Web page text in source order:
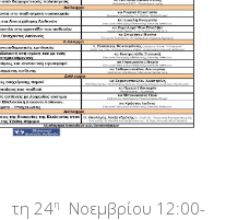
24η
Νοεμβρίου 12:00-